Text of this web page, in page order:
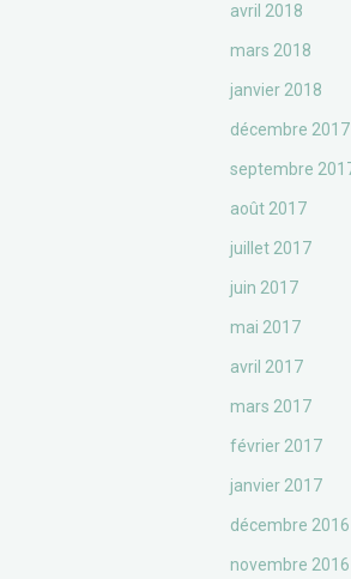
avril 2018
mars 2018
janvier 2018
décembre 2017
septembre
août 2017
juillet 2017
juin 2017
mai 2017
avril 2017
mars 2017
février 2017
janvier 2017
décembre 2016
novembre 2016